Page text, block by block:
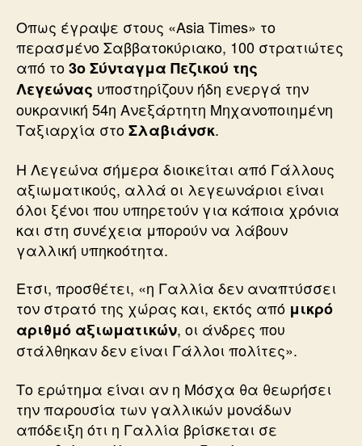
Οπως έγραψε στους «Asia Times» το
περασμένο Σαββατοκύριακο, 100 στρατιώτες
από το3ο Σύνταγμα Πεζικού της
Λεγεώνας υποστηρίζουν ήδη ενεργά την
ουκρανική 54η Ανεξάρτητη Μηχανοποιημένη
Ταξιαρχία στοΣλαβιάνσκ.
Η Λεγεώνα σήμερα διοικείται από Γάλλους
αξιωματικούς, αλλά οι λεγεωνάριοι είναι
όλοι ξένοι που υπηρετούν για κάποια χρόνια
και στη συνέχεια μπορούν να λάβουν
γαλλική υπηκοότητα.
Ετσι, προσθέτει, «η Γαλλία δεν αναπτύσσει
τον στρατό της χώρας και, εκτός από μικρό
αριθμό αξιωματικών, οι άνδρες που
στάλθηκαν δεν είναι Γάλλοι πολίτες».
Το ερώτημα είναι αν η Μόσχα θα θεωρήσει
την παρουσία των γαλλικών μονάδων
απόδειξη ότι η Γαλλία βρίσκεται σε